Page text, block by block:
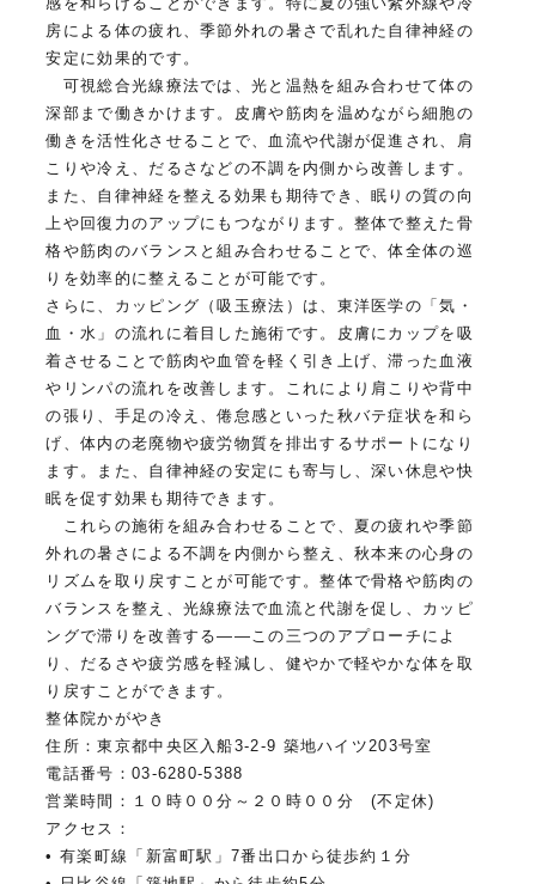
房による体の疲れ、季節外れの暑さで乱れた自律神経の
安定に効果的です。
可視総合光線療法では、光と温熱を組み合わせて体の
深部まで働きかけます。皮膚や筋肉を温めながら細胞の
働きを活性化させることで、血流や代謝が促進され、肩
こりや冷え、だるさなどの不調を内側から改善します。
また、自律神経を整える効果も期待でき、眠りの質の向
上や回復力のアップにもつながります。整体で整えた骨
格や筋肉のバランスと組み合わせることで、体全体の巡
りを効率的に整えることが可能です。
さらに、カッピング（吸玉療法）は、東洋医学の「気・
血・水」の流れに着目した施術です。皮膚にカップを吸
着させることで筋肉や血管を軽く引き上げ、滞った血液
やリンパの流れを改善します。これにより肩こりや背中
の張り、手足の冷え、倦怠感といった秋バテ症状を和ら
げ、体内の老廃物や疲労物質を排出するサポートになり
ます。また、自律神経の安定にも寄与し、深い休息や快
眠を促す効果も期待できます。
これらの施術を組み合わせることで、夏の疲れや季節
外れの暑さによる不調を内側から整え、秋本来の心身の
リズムを取り戻すことが可能です。整体で骨格や筋肉の
バランスを整え、光線療法で血流と代謝を促し、カッピ
ングで滞りを改善する——この三つのアプローチによ
り、だるさや疲労感を軽減し、健やかで軽やかな体を取
り戻すことができます。
整体院かがやき
住所：東京都中央区入船3-2-9 築地ハイツ203号室
電話番号：03-6280-5388
営業時間：１０時００分～２０時００分 (不定休)
アクセス：
• 有楽町線「新富町駅」7番出口から徒歩約１分